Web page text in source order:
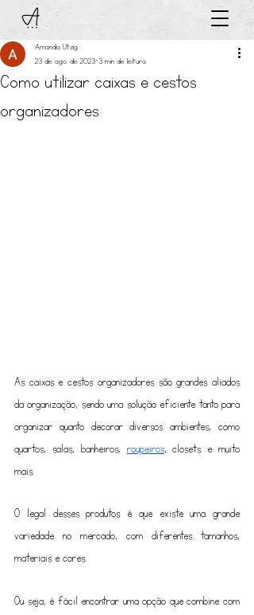
Como utilizar caixas e cestos
organizadores
Amanda Utzig
23 de ago. de 2023 3 min de leitura
As caixas e cestos organizadores são grandes aliados
da organização, sendo uma solução eficiente tanto para
organizar quanto decorar diversos ambientes, como
quartos, salas, banheiros, roupeiros, closets e muito
mais.
O legal desses produtos é que existe uma grande
variedade no mercado, com diferentes tamanhos,
materiais e cores.
Ou seja, é fácil encontrar uma opção que combine com